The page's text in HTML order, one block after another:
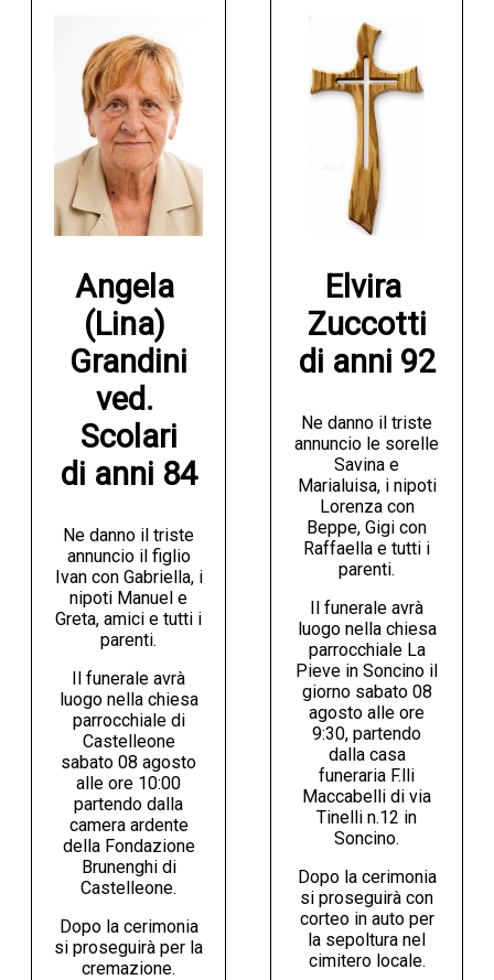
Angela
(Lina)
Grandini
ved.
Scolari
di anni 84
Ne danno il triste
annuncio il figlio
Ivan con Gabriella, i
nipoti Manuel e
Greta, amici e tutti i
parenti.
Il funerale avrà
luogo nella chiesa
parrocchiale di
Castelleone
sabato 08 agosto
alle ore 10:00
partendo dalla
camera ardente
della Fondazione
Brunenghi di
Castelleone.
Dopo la cerimonia
si proseguirà per la
cremazione.
Elvira
Zuccotti
di anni 92
Ne danno il triste
annuncio le sorelle
Savina e
Marialuisa, i nipoti
Lorenza con
Beppe, Gigi con
Raffaella e tutti i
parenti.
Il funerale avrà
luogo nella chiesa
parrocchiale La
Pieve in Soncino il
giorno sabato 08
agosto alle ore
9:30, partendo
dalla casa
funeraria F.lli
Maccabelli di via
Tinelli n.12 in
Soncino.
Dopo la cerimonia
si proseguirà con
corteo in auto per
la sepoltura nel
cimitero locale.